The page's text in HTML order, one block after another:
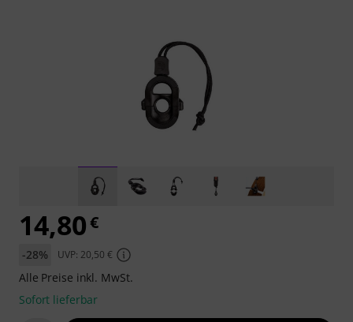
14,80€
-28% UVP: 20,50 €
Alle Preise inkl. MwSt.
Sofort lieferbar